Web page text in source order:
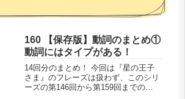
160 【保存版】動詞のまとめ①
動詞にはタイプがある！
14回分のまとめ！ 今回は『星の王子
さま』のフレーズは扱わず、このシリ
ーズの第146回から第159回までの計